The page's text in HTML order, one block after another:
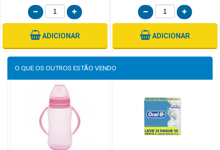
ADICIONAR ADICIONAR
O QUE OS OUTROS ESTÃO VENDO